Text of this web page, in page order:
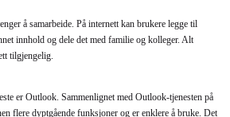
å samarbeide. På internett kan brukere legge til
innhold og dele det med familie og kolleger. Alt
tilgjengelig.
er Outlook. Sammenlignet med Outlook-tjenesten på
flere dyptgående funksjoner og er enklere å bruke. Det